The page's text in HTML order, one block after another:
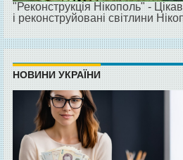
"Реконструкція Нікополь" -
і реконструйовані світлини
НОВИНИ УКРАЇНИ